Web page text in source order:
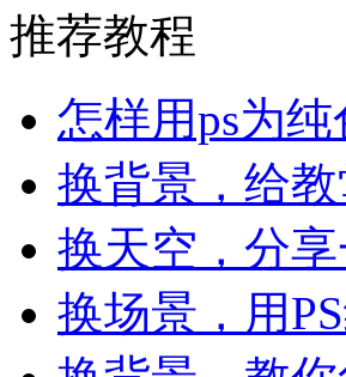
推荐教程
怎样用ps为
换背景，给
换天空，分
换场景，用